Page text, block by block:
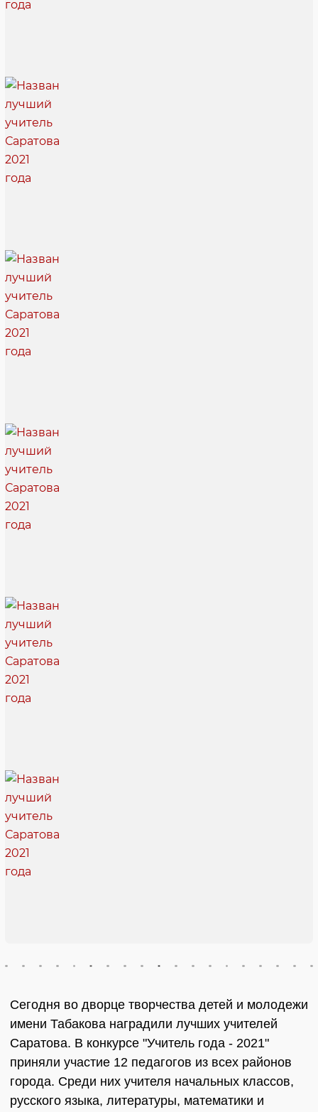
Сегодня во дворце творчества детей и молодежи
имени Табакова наградили лучших учителей
Саратова. В конкурсе "Учитель года - 2021"
приняли участие 12 педагогов из всех районов
города. Среди них учителя начальных классов,
русского языка, литературы, математики и